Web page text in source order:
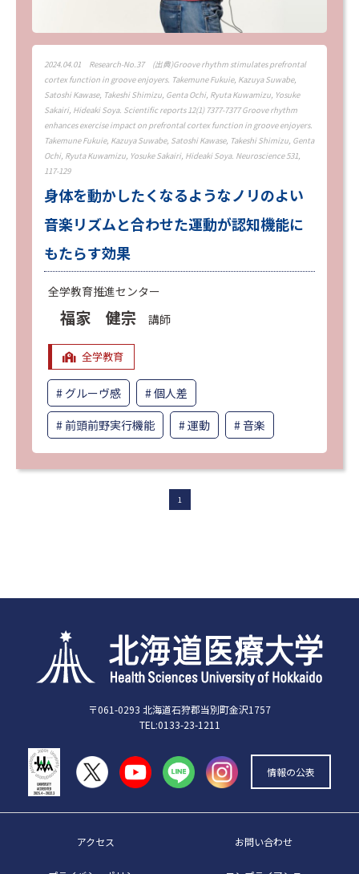
2024.04.01 Research-No.37
(出典)Groove rhythm stimulates prefrontal
cortex function in groove enjoyers. Takemune Fukuie, Kazuya Suwabe,
Satoshi Kawase, Takeshi Shimizu, Genta Ochi, Ryuta Kuwamizu, Yosuke
Sakairi, Hideaki Soya. Scientific reports 12(1) 7377-7377 Groove rhythm
enhances exercise impact on prefrontal cortex function in groove enjoyers.
Takemune Fukuie, Kazuya Suwabe, Satoshi Kawase, Takeshi Shimizu, Genta
Ochi, Ryuta Kuwamizu, Yosuke Sakairi, Hideaki Soya. Neuroscience 531,
117-129
身体を動かしたくなるようなノリのよい
音楽リズムと合わせた運動が認知機能に
もたらす効果
全学教育推進センター
福家 健宗 講師
全学教育
グルーヴ感
個人差
前頭前野実行機能
運動 音楽
1
〒061-0293 北海道石狩郡当別町金沢1757
TEL:0133-23-1211
情報の公表
アクセス お問い合わせ